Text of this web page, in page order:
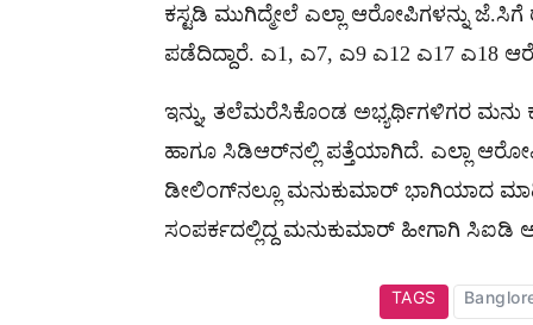
ಕಸ್ಟಡಿ ಮುಗಿದ್ಮೇಲೆ ಎಲ್ಲಾ ಆರೋಪಿಗಳನ್ನು
ಪಡೆದಿದ್ದಾರೆ. ಎ1, ಎ7, ಎ9 ಎ12 ಎ17 ಎ18
ಇನ್ನು, ತಲೆಮರೆಸಿಕೊಂಡ ಅಭ್ಯರ್ಥಿಗಳಿಗರ
ಹಾಗೂ ಸಿಡಿಆರ್‌ನಲ್ಲಿ ಪತ್ತೆಯಾಗಿದೆ. ಎಲ್ಲಾ
ಡೀಲಿಂಗ್‌ನಲ್ಲೂ ಮನುಕುಮಾರ್ ಭಾಗಿಯಾದ
ಸಂಪರ್ಕದಲ್ಲಿದ್ದ ಮನುಕುಮಾರ್ ಹೀಗಾಗಿ ಸಿಐಡಿ
TAGS